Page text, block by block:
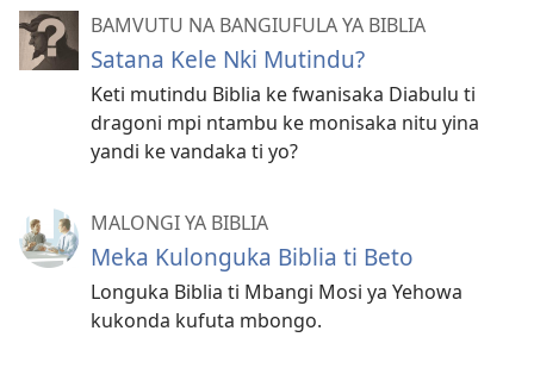
BAMVUTU NA BANGIUFULA YA BIBLIA
Satana Kele Nki Mutindu?
Keti mutindu Biblia ke fwanisaka Diabulu ti
dragoni mpi ntambu ke monisaka nitu yina
yandi ke vandaka ti yo?
MALONGI YA BIBLIA
Meka Kulonguka Biblia ti Beto
Longuka Biblia ti Mbangi Mosi ya Yehowa
kukonda kufuta mbongo.